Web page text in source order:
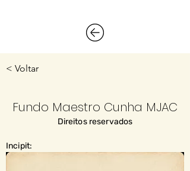
< Voltar
Fundo Maestro Cunha MJAC
Direitos reservados
Incipit: